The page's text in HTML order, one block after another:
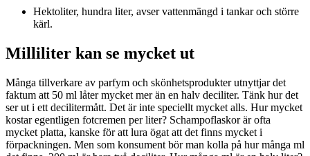
Hektoliter, hundra liter, avser vattenmängd i tankar och större
kärl.
Milliliter kan se mycket ut
Många tillverkare av parfym och skönhetsprodukter utnyttjar det
faktum att 50 ml låter mycket mer än en halv deciliter. Tänk hur det
ser ut i ett decilitermått. Det är inte speciellt mycket alls. Hur mycket
kostar egentligen fotcremen per liter? Schampoflaskor är ofta
mycket platta, kanske för att lura ögat att det finns mycket i
förpackningen. Men som konsument bör man kolla på hur många ml